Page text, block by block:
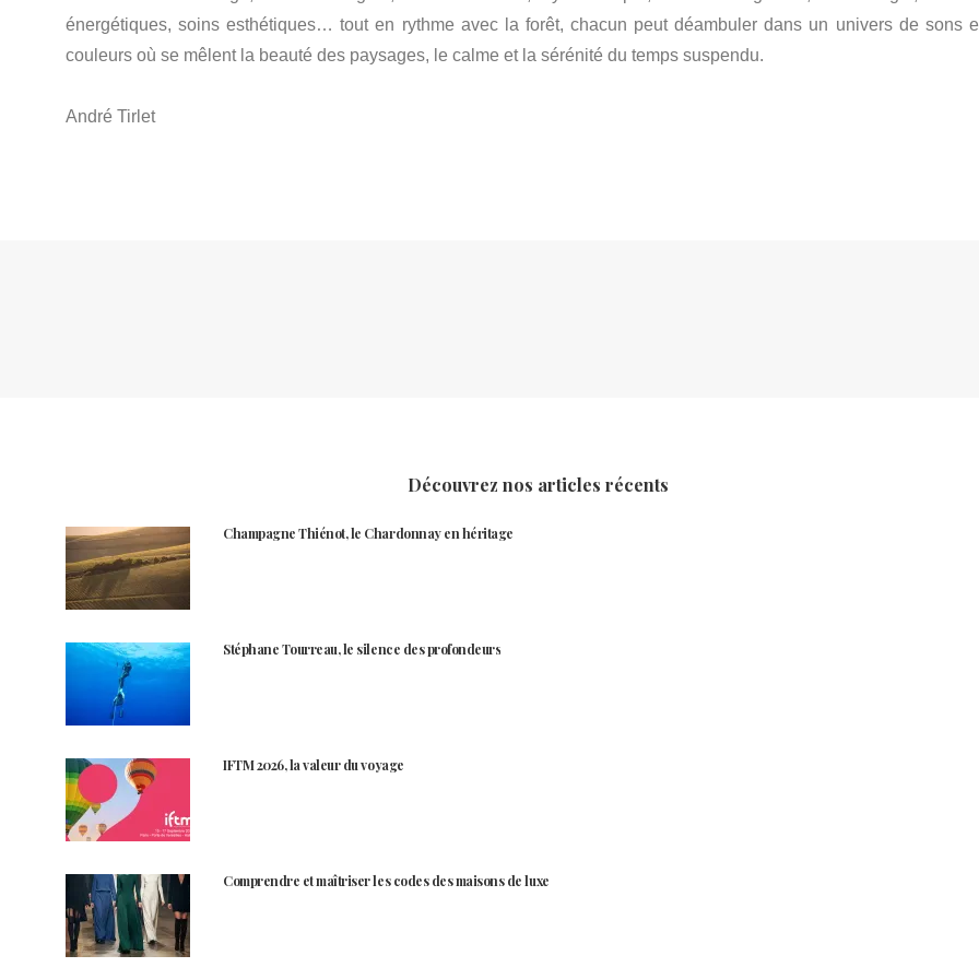
énergétiques, soins esthétiques… tout en rythme avec la forêt, chacun peut déambuler dans un univers de sons
couleurs où se mêlent la beauté des paysages, le calme et la sérénité du temps suspendu.
André Tirlet
Découvrez nos articles récents
Champagne Thiénot, le Chardonnay en héritage
Stéphane Tourreau, le silence des profondeurs
IFTM 2026, la valeur du voyage
Comprendre et maîtriser les codes des maisons de luxe